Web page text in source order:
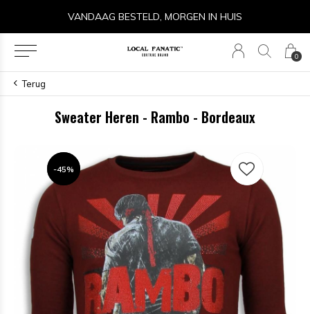
0
MORGEN IN HUIS
Terug
Sweater Heren - Rambo - Bordeaux
-45%
-45%